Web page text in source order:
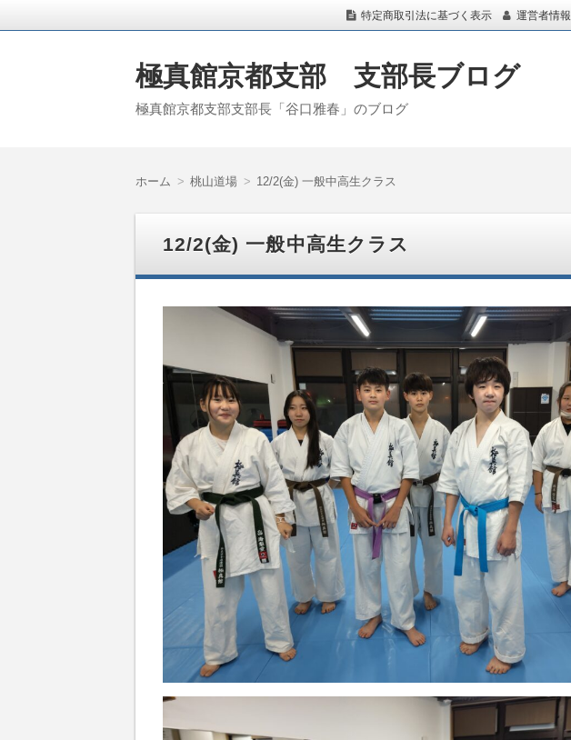
特定商取引法に基づく表示 運営者情報
極真館京都支部 支部長ブログ
極真館京都支部支部長「谷口雅春」のブログ
ホーム 桃山道場 12/2(金) 一般中高生クラス
12/2(金) 一般中高生クラス